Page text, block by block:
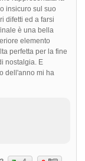
insicuro sul suo
difetti ed a farsi
è una bella
elemento
perfetta per la fine
nostalgia. E
dell'anno mi ha